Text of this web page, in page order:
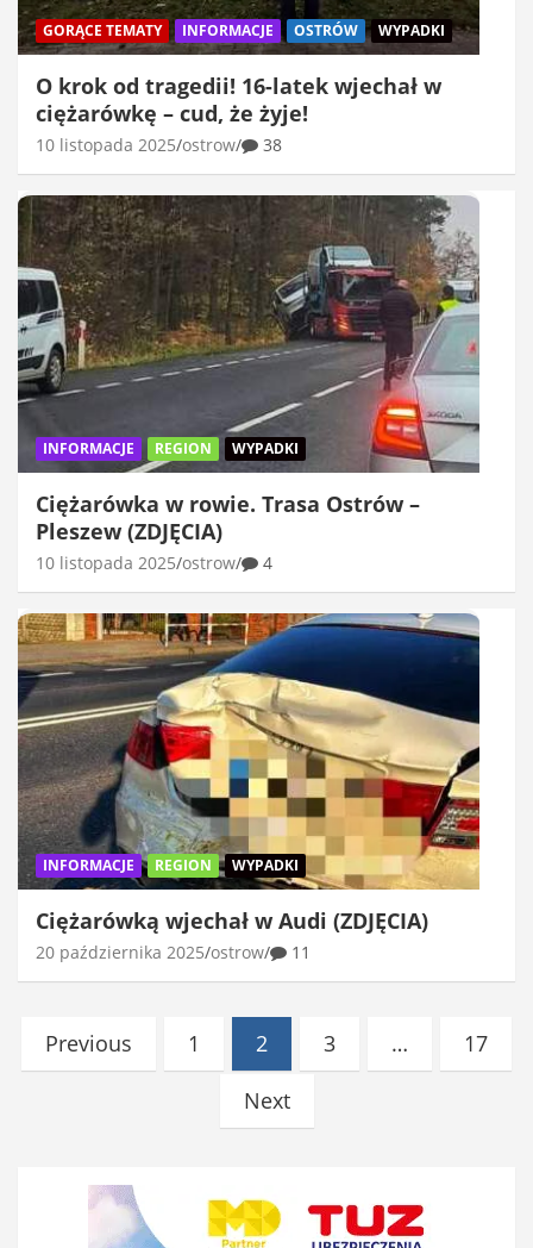
GORĄCE TEMATY INFORMACJE OSTRÓW WYPADKI
O krok od tragedii! 16-latek wjechał w
ciężarówkę – cud, że żyje!
10 listopada 2025 ostrow 38
INFORMACJE REGION WYPADKI
Ciężarówka w rowie. Trasa Ostrów –
Pleszew (ZDJĘCIA)
10 listopada 2025 ostrow 4
INFORMACJE REGION WYPADKI
Ciężarówką wjechał w Audi (ZDJĘCIA)
20 października 2025 ostrow 11
Stronicowanie
wpisów
Previous 1 2 3 …
17
Next